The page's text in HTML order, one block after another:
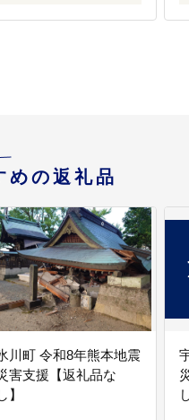
券 パッケージ旅行
めの返礼品
川町 令和8年熊本地震
害支援【返礼品な
】